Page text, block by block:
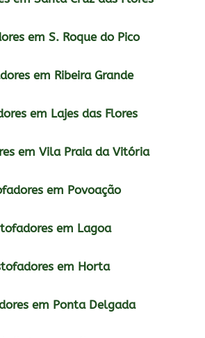
em S. Roque do Pico
em Ribeira Grande
em Lajes das Flores
em Vila Praia da Vitória
em Povoação
em Lagoa
em Horta
em Ponta Delgada